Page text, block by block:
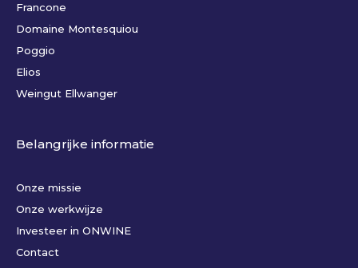
Francone
Domaine Montesquiou
Poggio
Elios
Weingut Ellwanger
Belangrijke informatie
Onze missie
Onze werkwijze
Investeer in ONWINE
Contact